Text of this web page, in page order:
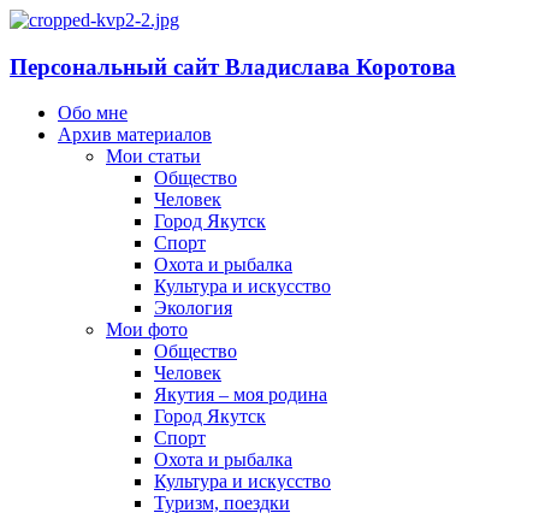
Персональный сайт Владислава Коротова
Обо мне
Архив материалов
Мои статьи
Общество
Человек
Город Якутск
Спорт
Охота и рыбалка
Культура и искусство
Экология
Мои фото
Общество
Человек
Якутия – моя родина
Город Якутск
Спорт
Охота и рыбалка
Культура и искусство
Туризм, поездки